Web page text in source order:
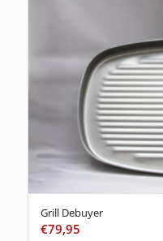
Grill Debuyer
€79,95